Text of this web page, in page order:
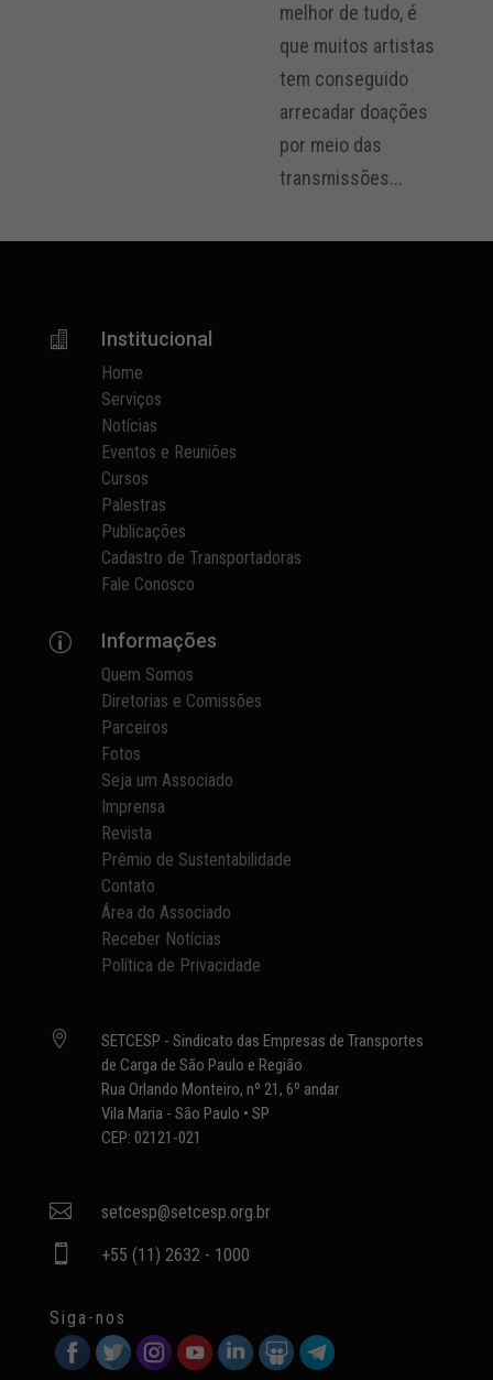
melhor de tudo, é
que muitos artistas
tem conseguido
arrecadar doações
por meio das
transmissões...
 Institucional
Home
Serviços
Notícias
Eventos e Reuniões
Cursos
Palestras
Publicações
Cadastro de Transportadoras
Fale Conosco
p Informações
Quem Somos
Diretorias e Comissões
Parceiros
Fotos
Seja um Associado
Imprensa
Revista
Prêmio de Sustentabilidade
Contato
Área do Associado
Receber Notícias
Política de Privacidade

SETCESP - Sindicato das Empresas de Transportes
de Carga de São Paulo e Região
Rua Orlando Monteiro, nº 21, 6º andar
Vila Maria - São Paulo • SP
CEP: 02121-021
 setcesp@setcesp.org.br
 +55 (11) 2632 - 1000
Siga-nos